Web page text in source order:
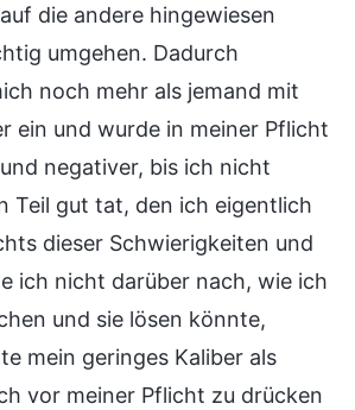
die andere hingewiesen
umgehen. Dadurch
noch mehr als jemand mit
ein und wurde in meiner Pflicht
negativer, bis ich nicht
Teil gut tat, den ich eigentlich
dieser Schwierigkeiten und
ich nicht darüber nach, wie ich
und sie lösen könnte,
mein geringes Kaliber als
vor meiner Pflicht zu drücken